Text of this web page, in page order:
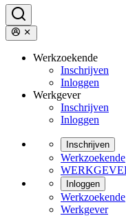
Werkzoekende
Inschrijven
Inloggen
Werkgever
Inschrijven
Inloggen
Inschrijven
Werkzoekende
Inloggen
Werkzoekende
Werkgever